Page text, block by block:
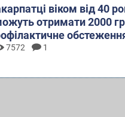
віком від 40
отримати 2000
7572 1